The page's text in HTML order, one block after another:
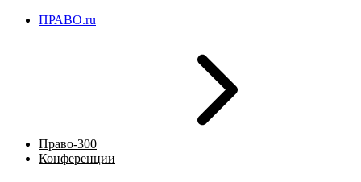
ПРАВО.ru
Право-300
Конференции